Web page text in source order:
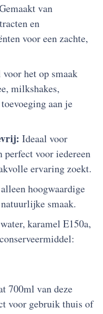
van
en
voor een zachte,
voor het op smaak
milkshakes,
aan je
Ideaal voor
perfect voor iedereen
ervaring zoekt.
hoogwaardige
smaak.
karamel E150a,
700ml van deze
voor gebruik thuis of